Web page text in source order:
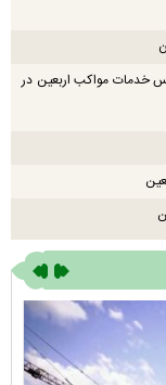
خدمات مواکب اربعین در